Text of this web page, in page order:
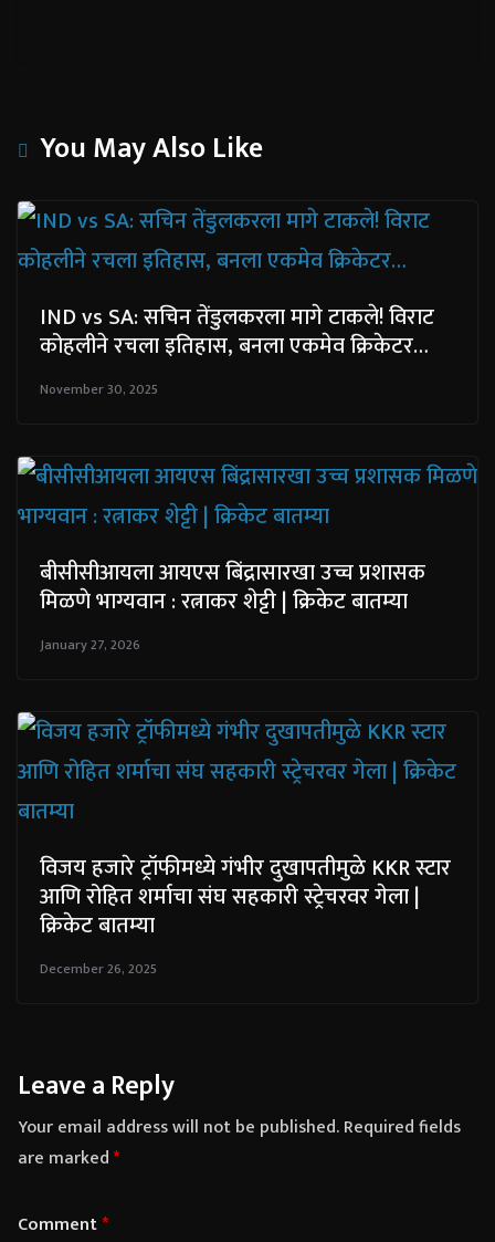
You May Also Like
IND vs SA: सचिन तेंडुलकरला मागे टाकले! विराट
कोहलीने रचला इतिहास, बनला एकमेव क्रिकेटर…
November 30, 2025
बीसीसीआयला आयएस बिंद्रासारखा उच्च प्रशासक
मिळणे भाग्यवान : रत्नाकर शेट्टी | क्रिकेट बातम्या
January 27, 2026
विजय हजारे ट्रॉफीमध्ये गंभीर दुखापतीमुळे KKR स्टार
आणि रोहित शर्माचा संघ सहकारी स्ट्रेचरवर गेला |
क्रिकेट बातम्या
December 26, 2025
Leave a Reply
Your email address will not be published.Required fields
are marked*
Comment*